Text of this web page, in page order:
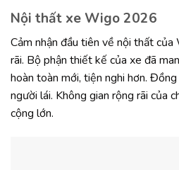
Nội thất xe Wigo 2026
Cảm nhận đầu tiên về nội thất
rãi. Bộ phận thiết kế của xe đã
hoàn toàn mới, tiện nghi hơn.
người lái. Không gian rộng rãi của
cộng lớn.